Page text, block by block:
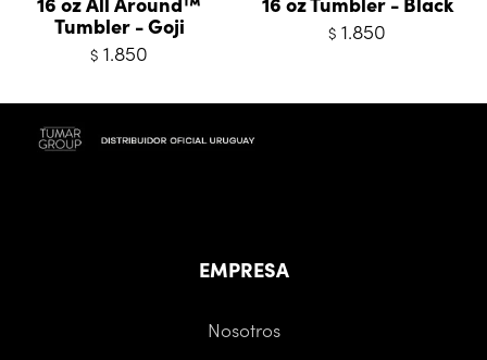
Tumbler - Goji
$ 1.850
$ 1.850
EMPRESA
Nosotros